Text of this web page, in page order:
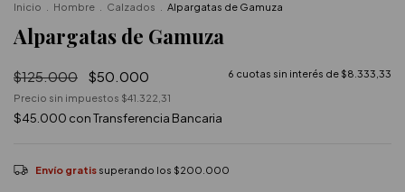
Inicio Hombre Calzados Alpargatas de Gamuza
Alpargatas de Gamuza
$125.000 $50.000 6 cuotas sin interés de $8.333,33
Precio sin impuestos $41.322,31
$45.000 conTransferencia Bancaria
Envío gratis superando los $200.000